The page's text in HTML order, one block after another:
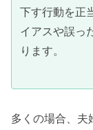
下す行動を正
イアスや誤っ
ります。
多くの場合、夫